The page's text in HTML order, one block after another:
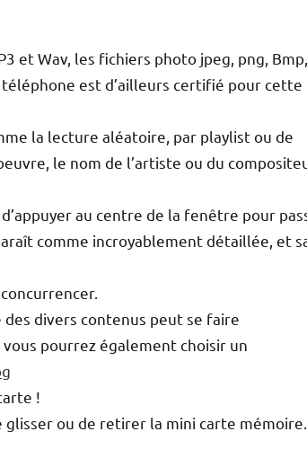
et Wav, les fichiers photo jpeg, png,
téléphone est d’ailleurs certifié pour cette
la lecture aléatoire, par playlist ou de
le nom de l’artiste ou du
au centre de la fenêtre pour
comme incroyablement détaillée, et
des divers contenus peut se faire
pourrez également choisir un
!
ou de retirer la mini carte mémoire.